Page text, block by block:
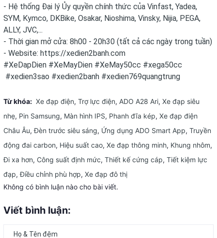
- Hệ thống Đại lý Ủy quyền chính thức của Vinfast, Yadea,
SYM, Kymco, DKBike, Osakar, Nioshima, Vinsky, Nijia, PEGA,
ALLY, JVC,...
- Thời gian mở cửa: 8h00 - 20h30 (tất cả các ngày trong tuần)
- Website: https://xedien2banh.com
#XeDapDien #XeMayDien #XeMay50cc #xega50cc
#xedien3sao #xedien2banh #xedien769quangtrung
Từ khóa: Xe đạp điện, Trợ lực điện, ADO A28 Ari, Xe đạp siêu
nhẹ, Pin Samsung, Màn hình IPS, Phanh đĩa kép, Xe đạp điện
Châu Âu,Đèn trước siêu sáng, Ứng dụng ADO Smart App, Truyền
động đai carbon, Hiệu suất cao, Xe đạp thông minh, Khung nhôm,
Đi xa hơn, Công suất định mức, Thiết kế cứng cáp, Tiết kiệm lực
đạp,Điều chỉnh phù hợp, Xe đạp đô thị
Không có bình luận nào cho bài viết.
Viết bình luận: